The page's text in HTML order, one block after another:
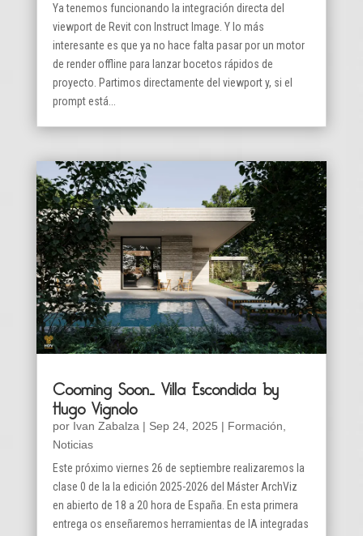
Ya tenemos funcionando la integración directa del
viewport de Revit con Instruct Image. Y lo más
interesante es que ya no hace falta pasar por un motor
de render offline para lanzar bocetos rápidos de
proyecto. Partimos directamente del viewport y, si el
prompt está...
Cooming Soon… Villa Escondida by
Hugo Vignolo
por Ivan Zabalza| Sep 24, 2025 | Formación,
Noticias
Este próximo viernes 26 de septiembre realizaremos la
clase 0 de la la edición 2025-2026 del Máster ArchViz
en abierto de 18 a 20 hora de España. En esta primera
entrega os enseñaremos herramientas de IA integradas